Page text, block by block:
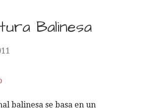
Balinesa
balinesa se basa en un